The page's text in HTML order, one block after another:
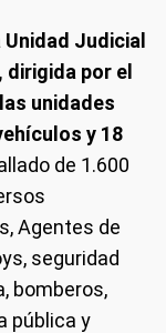
Judicial
dirigida por el
unidades
y 18
de 1.600
Agentes de
seguridad
bomberos,
pública y